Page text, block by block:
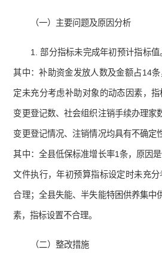
（一）主要问题及原因分析
1. 部分指标未完成年初预计指标值
其中：补助资金发放人数及金额占14
定未充分考虑补助对象的动态因素，
变更登记数、社会组织注销手续办理家
变更登记情况、注销情况均具有不确定
其中：全县低保标准增长率1条，原因
文件执行，年初预算指标设定时未充
合理；全县失能、半失能特困供养集中
素，指标设置不合理。
（二）整改措施